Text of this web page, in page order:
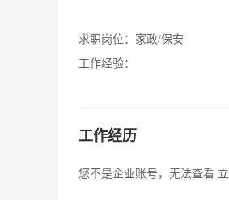
求职岗位： 家政/保安
工作经验：
工作经历
您不是企业账号，无法查看